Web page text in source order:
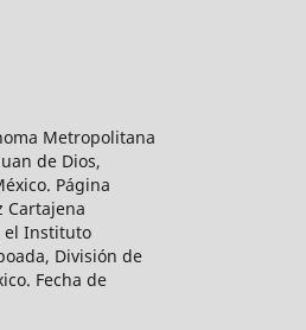
Metropolitana
de Dios,
Página
Cartajena
el Instituto
División de
Fecha de